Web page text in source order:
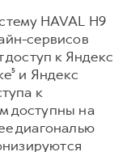
HAVAL H9
сервисов
к Яндекс
и Яндекс
к
доступны на
диагональю